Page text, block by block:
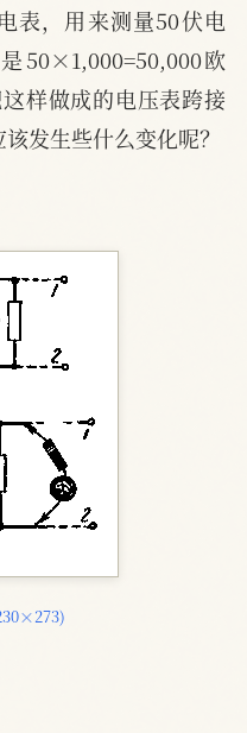
表，用来测量50伏电
50×1,000=50,000欧
样做成的电压表跨接
发生些什么变化呢？